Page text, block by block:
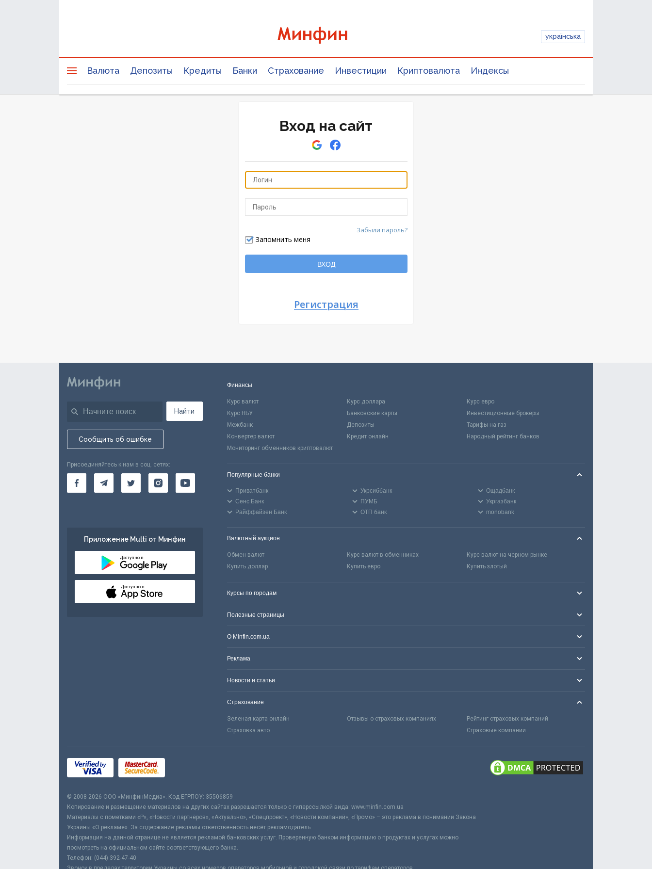
українська
Валюта Депозиты Кредиты Банки Страхование Инвестиции Криптовалюта Индексы
Вход на сайт
Запомнить меня
Забыли пароль?
ВХОД
Регистрация
Найти
Сообщить об ошибке
Присоединяйтесь к нам в соц. сетях:
Приложение Multi от Минфин
Доступно в
Доступно в
Финансы
Курс валют Курс доллара
Курс евро
Курс НБУ
Банковские карты
Инвестиционные брокеры
Межбанк
Депозиты
Тарифы на газ
Конвертер валют
Кредит онлайн
Народный рейтинг банков
Мониторинг обменников криптовалют
Популярные банки
Приватбанк Укрсиббанк
Ощадбанк
Сенс Банк
ПУМБ
Укргазбанк
Райффайзен Банк
ОТП банк monobank
Валютный аукцион
Обмен валют Курс валют в обменниках
Курс валют на черном рынке
Купить доллар
Купить евро Купить злотый
Курсы по городам
Полезные страницы
О Minfin.com.ua
Реклама
Новости и статьи
Страхование
Зеленая карта онлайн Отзывы о страховых компаниях
Рейтинг страховых компаний
Страховка авто
Страховые компании
© 2008-2026 ООО «МинфинМедиа». Код ЕГРПОУ: 35506859
Копирование и размещение материалов на других сайтах разрешается только с гиперссылкой вида: www.minfin.com.ua
Материалы с пометками «Р», «Новости партнёров», «Актуально», «Спецпроект», «Новости компаний», «Промо» – это реклама в понимании Закона
Украины «О рекламе». За содержание рекламы ответственность несёт рекламодатель.
Информация на данной странице не является рекламой банковских услуг. Проверенную банком информацию о продуктах и услугах можно
посмотреть на официальном сайте соответствующего банка.
Телефон: (044) 392-47-40